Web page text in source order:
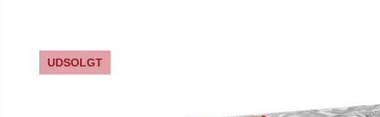
UDSOLGT